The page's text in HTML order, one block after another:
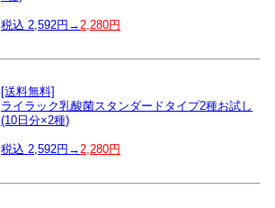
税込 2,592円→2,280円
[送料無料]
ライラック乳酸菌スタンダードタイプ2種お試し
(10日分×2種)
税込 2,592円→2,280円